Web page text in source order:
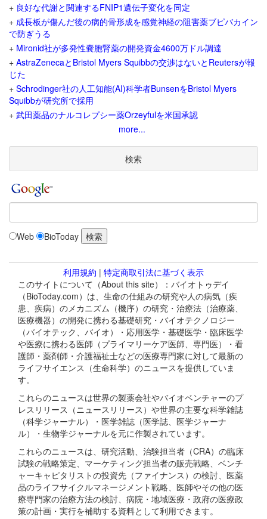
+ 良好な代謝と関連するFNIP1遺伝子変化を同定
+ 成長板が傷んだ後の病的骨形成を感覚神経の阻害薬ブピバカイン
で防ぎうる
+ Mironid社が多発性嚢胞腎薬の開発資金4600万ドル調達
+ AstraZenecaとBristol Myers Squibbの交渉はないとReutersが報
じた
+ Schrodinger社の人工知能(AI)科学者BunsenをBristol Myers
Squibbが研究所で採用
+ 武田薬品のナルコレプシー薬Orzeyfulを米国承認
more...
検索
Web BioToday
利用規約 | 特定商取引法に基づく表示
このサイトについて（About this site）：バイオトゥデイ
（BioToday.com）は、生命の仕組みの研究や人の病気（疾
患、疾病）のメカニズム（機序）の研究・治療法（治療薬、
医療機器）の開発に携わる基礎研究・バイオテクノロジー
（バイオテック、バイオ）・応用医学・基礎医学・臨床医学
や医療に携わる医師（プライマリーケア医師、専門医）・看
護師・薬剤師・介護福祉士などの医療専門家に対して最新の
ライフサイエンス（生命科学）のニュースを提供していま
す。
これらのニュースは世界の製薬会社やバイオベンチャーのプ
レスリリース（ニュースリリース）や世界の主要な科学雑誌
（科学ジャーナル）・医学雑誌（医学誌、医学ジャーナ
ル）・生物学ジャーナルを元に作製されています。
これらのニュースは、研究活動、治験担当者（CRA）の臨床
試験の戦略策定、マーケティング担当者の販売戦略、ベンチ
ャーキャピタリストの投資先（ファイナンス）の検討、医薬
品のライフサイクルマネージメント戦略、医師やその他の医
療専門家の治療方法の検討、病院・地域医療・政府の医療政
策の計画・実行を補助する資料として利用できます。